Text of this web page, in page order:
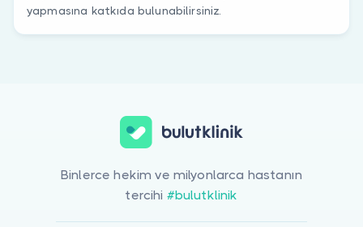
yapmasına katkıda bulunabilirsiniz.
Binlerce hekim ve milyonlarca hastanın
tercihi #bulutklinik